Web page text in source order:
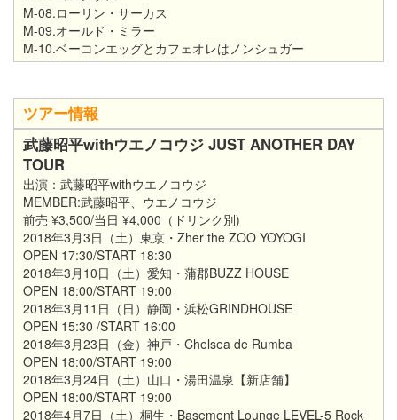
M-08.ローリン・サーカス
M-09.オールド・ミラー
M-10.ベーコンエッグとカフェオレはノンシュガー
ツアー情報
武藤昭平withウエノコウジ JUST ANOTHER DAY
TOUR
出演：武藤昭平withウエノコウジ
MEMBER:武藤昭平、ウエノコウジ
前売 ¥3,500/当日 ¥4,000（ドリンク別)
2018年3月3日（土）東京・Zher the ZOO YOYOGI
OPEN 17:30/START 18:30
2018年3月10日（土）愛知・蒲郡BUZZ HOUSE
OPEN 18:00/START 19:00
2018年3月11日（日）静岡・浜松GRINDHOUSE
OPEN 15:30 /START 16:00
2018年3月23日（金）神戸・Chelsea de Rumba
OPEN 18:00/START 19:00
2018年3月24日（土）山口・湯田温泉【新店舗】
OPEN 18:00/START 19:00
2018年4月7日（土）桐生・Basement Lounge LEVEL-5 Rock